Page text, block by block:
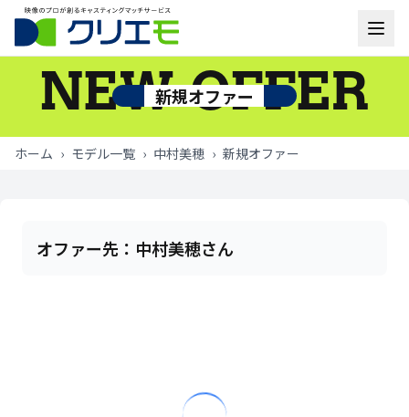
モデル一覧
新規オファー
NEW OFFER
ホーム › モデル一覧 › 中村美穂 › 新規オファー
オファー先： 中村美穂さん